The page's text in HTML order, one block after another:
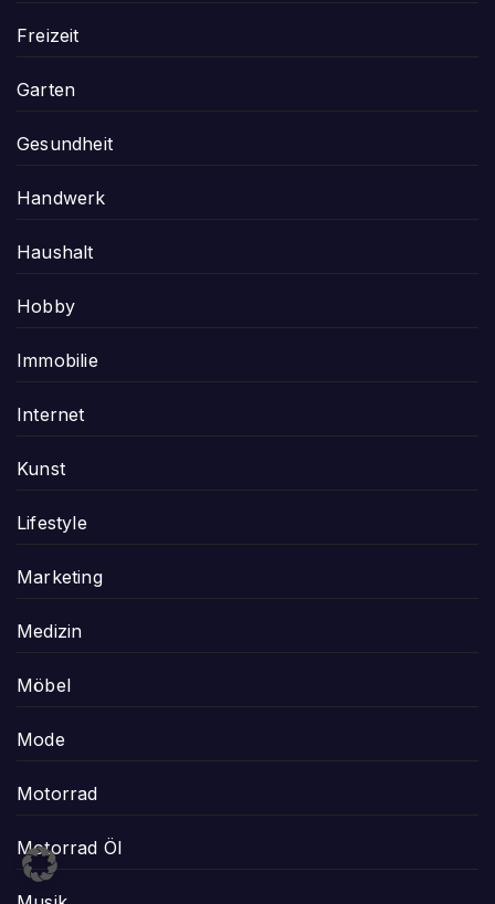
Freizeit
Garten
Gesundheit
Handwerk
Haushalt
Hobby
Immobilie
Internet
Kunst
Lifestyle
Marketing
Medizin
Möbel
Mode
Motorrad
Motorrad Öl